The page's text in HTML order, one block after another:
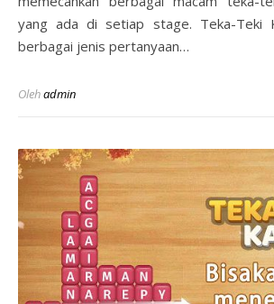
yang ada di setiap stage. Teka-Teki
berbagai jenis pertanyaan…
Olehadmin